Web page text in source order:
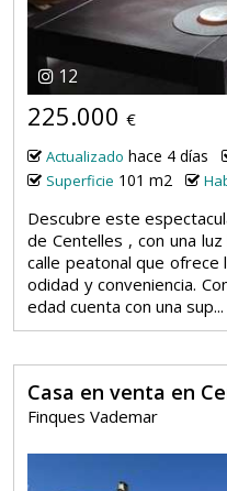
12
225.000 €
Actualizado hace 4 días
Superficie 101 m2
Descubre este
de Centelles , con una
calle peatonal que ofrece
odidad y conveniencia.
edad cuenta con una sup...
Casa en venta en
Finques Vademar